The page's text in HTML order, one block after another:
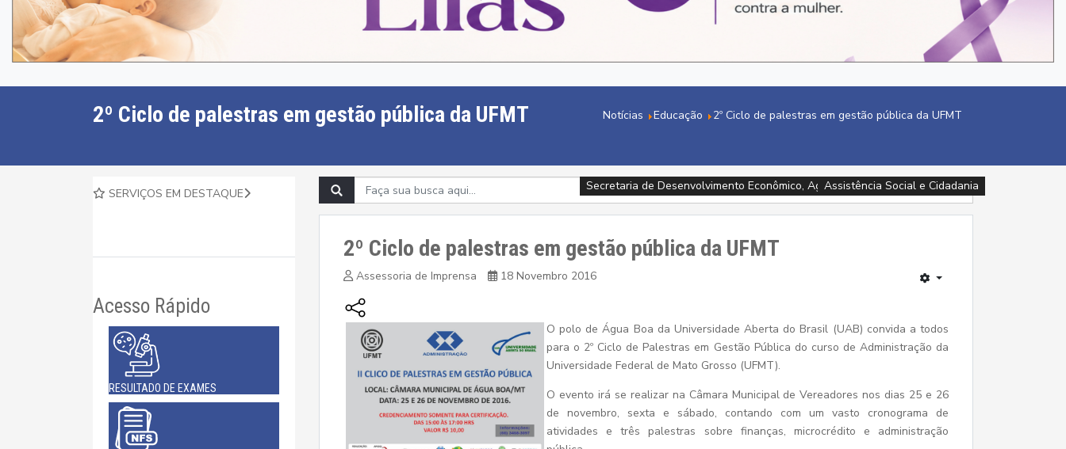
2º Ciclo de palestras em gestão pública da UFMT Notícias Educação 2º Ciclo de palestras em gestão pública da UFMT
SERVIÇOS EM DESTAQUE
Acesso Rápido
RESULTADO DE EXAMES
2º Ciclo de palestras em gestão pública da UFMT
Assessoria de Imprensa 18 Novembro 2016
O polo de Água Boa da Universidade Aberta do Brasil (UAB) convida a todos
para o 2º Ciclo de Palestras em Gestão Pública do curso de Administração da
Universidade Federal de Mato Grosso (UFMT).
O evento irá se realizar na Câmara Municipal de Vereadores nos dias 25 e 26
de novembro, sexta e sábado, contando com um vasto cronograma de
atividades e três palestras sobre finanças, microcrédito e administração
Esporte, Cultura e Lazer
Saúde
Secretaria de Desenvolvimento Econômico, Agricultura, Turismo e Tecnologia
Educação
Saúde
Esporte, Cultura e Lazer
Educação
Saúde
Assistência Social e Cidadania